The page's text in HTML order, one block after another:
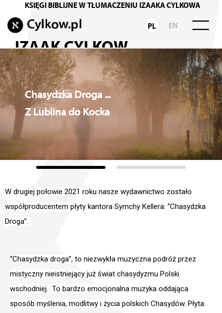
KSIĘGI BIBLIJNE W TŁUMACZENIU IZAAKA CYLKOWA
PL EN
IZAAK CYLKOW
Biografia Rabina
Rodzina Rabina Cylkowa
INSPIRACJE
Wydarzenia i działania
Monodram TERTIUM
Wokół Księgi Hioba
TORA
Tora jako AudioBook
Księga Ijoba (Hioba)
Księgi Jezajasza
Wydawnictwo
Mazowsze
Sklep
Chasydzka Droga ...
Z Lublina do Kocka
W drugiej połowie 2021 roku nasze wydawnictwo zostało
współproducentem płyty kantora Symchy Kellera: “Chasydzka
Droga”.
“Chasydzka droga”, to niezwykła muzyczna podróż przez
mistyczny nieistniejący już świat chasydyzmu Polski
wschodniej. To bardzo emocjonalna muzyka oddająca
sposób myślenia, modlitwy i życia polskich Chasydów. Płyta